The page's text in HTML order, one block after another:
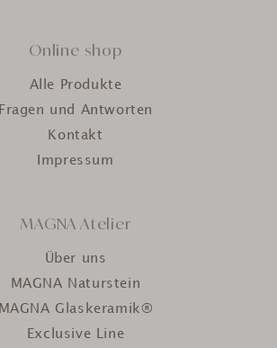
Online shop
Alle Produkte
Fragen und Antworten
Kontakt
Impressum
MAGNA Atelier
Über uns
MAGNA Naturstein
MAGNA Glaskeramik®
Exclusive Line